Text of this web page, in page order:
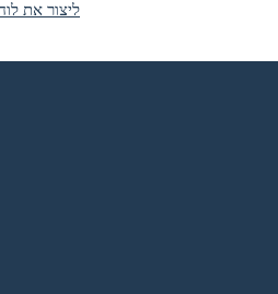
ליצור את